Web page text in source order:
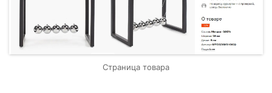
Cтраница товара